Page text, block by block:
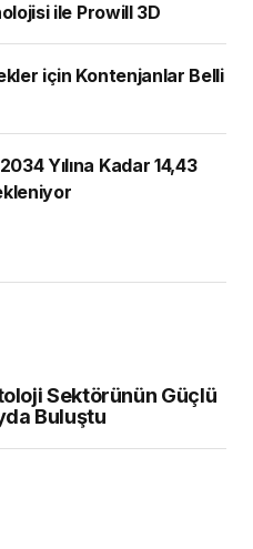
ile Prowill 3D
Belli
Yılına Kadar 14,43
Sektörünün Güçlü
Buluştu